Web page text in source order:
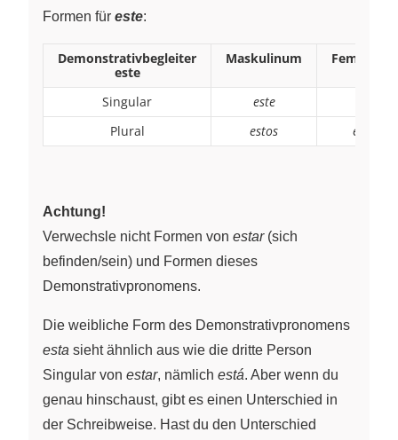
Formen für este:
Demonstrativbegleiter
este
Maskulinum
Singular este
Plural
estos estas
Achtung!
Verwechsle nicht Formen von estar(sich
befinden/sein) und Formen dieses
Demonstrativpronomens.
Die weibliche Form des Demonstrativpronomens
esta sieht ähnlich aus wie die dritte Person
Singular von estar, nämlich está. Aber wenn du
genau hinschaust, gibt es einen Unterschied in
der Schreibweise. Hast du den Unterschied